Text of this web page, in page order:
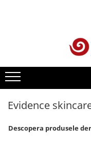
Vezi toate produsele
Creme cu protectie
Produse Antirid
Produse Hidratante
Antirozacee
Evidence
Descopera produsele